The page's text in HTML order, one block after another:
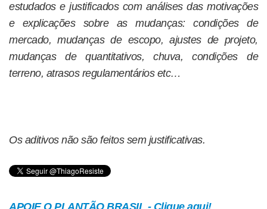
estudados e justificados com análises das motivações
e explicações sobre as mudanças: condições de
mercado, mudanças de escopo, ajustes de projeto,
mudanças de quantitativos, chuva, condições de
terreno, atrasos regulamentários etc…
Os aditivos não são feitos sem justificativas.
APOIE O PLANTÃO BRASIL - Clique aqui!